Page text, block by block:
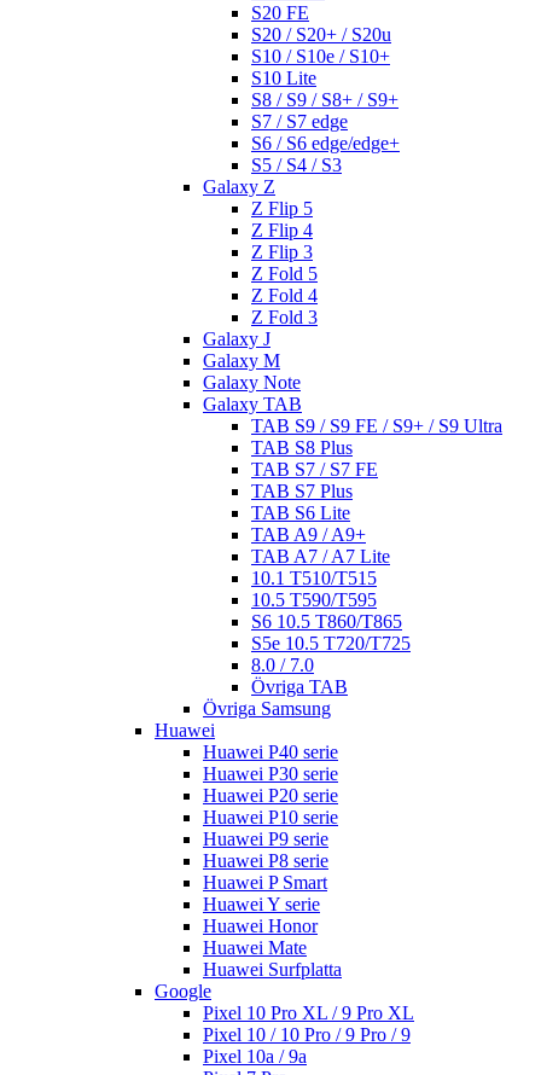
S20 FE
S20 / S20+ / S20u
S10 / S10e / S10+
S10 Lite
S8 / S9 / S8+ / S9+
S7 / S7 edge
S6 / S6 edge/edge+
S5 / S4 / S3
Galaxy Z
Z Flip 5
Z Flip 4
Z Flip 3
Z Fold 5
Z Fold 4
Z Fold 3
Galaxy J
Galaxy M
Galaxy Note
Galaxy TAB
TAB S9 / S9 FE / S9+ / S9 Ultra
TAB S8 Plus
TAB S7 / S7 FE
TAB S7 Plus
TAB S6 Lite
TAB A9 / A9+
TAB A7 / A7 Lite
10.1 T510/T515
10.5 T590/T595
S6 10.5 T860/T865
S5e 10.5 T720/T725
8.0 / 7.0
Övriga TAB
Övriga Samsung
Huawei
Huawei P40 serie
Huawei P30 serie
Huawei P20 serie
Huawei P10 serie
Huawei P9 serie
Huawei P8 serie
Huawei P Smart
Huawei Y serie
Huawei Honor
Huawei Mate
Huawei Surfplatta
Google
Pixel 10 Pro XL / 9 Pro XL
Pixel 10 / 10 Pro / 9 Pro / 9
Pixel 10a / 9a